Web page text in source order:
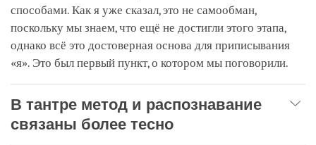
способами. Как я уже сказал, это не самообман,
поскольку мы знаем, что ещё не достигли этого этапа,
однако всё это достоверная основа для приписывания
«я». Это был первый пункт, о котором мы поговорили.
В тантре метод и распознавание
связаны более тесно